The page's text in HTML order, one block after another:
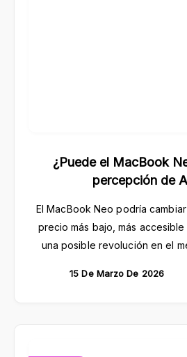
¿Puede el MacBook
percepción de
El MacBook Neo podría
precio más bajo, más
una posible revolución en el
15 De Marzo De 2026